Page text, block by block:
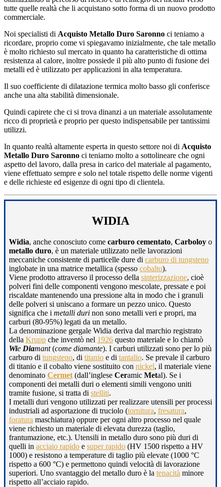
tutte quelle realtà che li acquistano sotto forma di un nuovo prodotto
commerciale.
Noi specialisti di Acquisto Metallo Duro Saronno ci teniamo a
ricordare, proprio come vi spiegavamo inizialmente, che tale metallo
è molto richiesto sul mercato in quanto ha caratteristiche di ottima
resistenza al calore, inoltre possiede il più alto punto di fusione dei
metalli ed è utilizzato per applicazioni in alta temperatura.
Il suo coefficiente di dilatazione termica molto basso gli conferisce
anche una alta stabilità dimensionale.
Quindi capirete che ci si trova dinanzi a un materiale assolutamente
ricco di proprietà e proprio per questo indispensabile per tantissimi
utilizzi.
In quanto realtà altamente esperta in questo settore noi di Acquisto
Metallo Duro Saronno ci teniamo molto a sottolineare che ogni
aspetto del lavoro, dalla presa in carico del materiale al pagamento,
viene effettuato sempre e solo nel totale rispetto delle norme vigenti
e delle richieste ed esigenze di ogni tipo di clientela.
WIDIA
Widia, anche conosciuto come carburo cementato, Carboloy o
metallo duro, è un materiale utilizzato nelle lavorazioni
meccaniche consistente di particelle dure di carburo di tungsteno
inglobate in una matrice metallica (spesso cobalto).
Viene prodotto attraverso il processo della sinterizzazione, cioè
polveri fini delle componenti vengono mescolate, pressate e poi
riscaldate mantenendo una pressione alta in modo che i granuli
delle polveri si uniscano a formare un pezzo unico. Questo
significa che i metalli duri non sono metalli veri e propri, ma
carburi (80-95%) legati da un metallo.
La denominazione gergale Widia deriva dal marchio registrato
della Krupp che inventò nel 1926 questo materiale e lo chiamò
Wie Diamant(come diamante). I carburi utilizzati sono per lo più
carburo di tungsteno, di titanio e di tantalio. Se prevale il carburo
di titanio e il cobalto viene sostituito con nickel, il materiale viene
denominato Cermet (dall’inglese Ceramic Metal). Se i
componenti dei metalli duri o elementi simili vengono uniti
tramite fusione, si tratta di stelliti.
I metalli duri vengono utilizzati per realizzare utensili per processi
industriali ad asportazione di truciolo (tornitura, fresatura,
foratura maschiatura) oppure per ogni altro processo nel quale
viene richiesto un materiale di elevata durezza (taglio,
frantumazione, etc.). Utensili in metallo duro sono più duri di
quelli in acciaio rapido e super rapido (HV 1500 rispetto a HV
1000) e resistono a temperature di taglio più elevate (1000 °C
rispetto a 600 °C) e permettono quindi velocità di lavorazione
superiori. Uno svantaggio del metallo duro è la tenacità minore
rispetto all’acciaio rapido.